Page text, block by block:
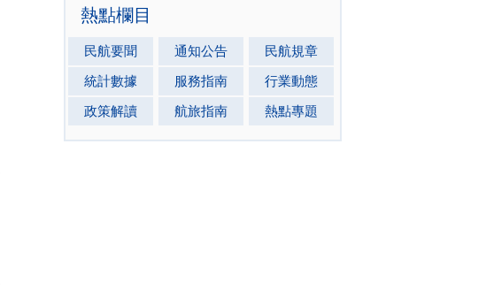
熱點欄目
民航要聞 通知公告
民航規章
統計數據
服務指南
行業動態
政策解讀
航旅指南 熱點專題